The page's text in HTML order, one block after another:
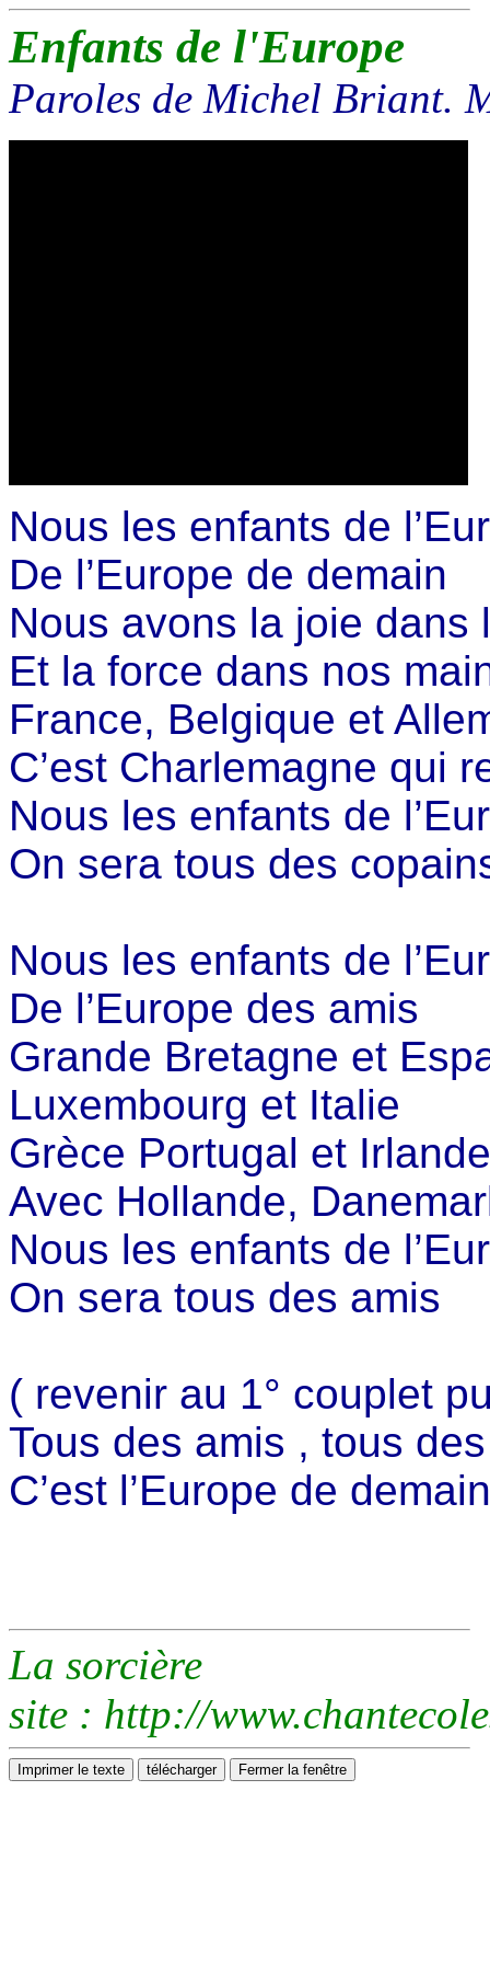
Enfants de l'Europe
Paroles de Michel Briant.
Nous les enfants de
De l’Europe de demain
Nous avons la joie
Et la force dans nos
France, Belgique et
C’est Charlemagne qui
Nous les enfants de
On sera tous des
Nous les enfants de
De l’Europe des amis
Grande Bretagne et
Luxembourg et Italie
Grèce Portugal et Irlande
Avec Hollande,
Nous les enfants de
On sera tous des amis
( revenir au 1° couplet
Tous des amis , tous
C’est l’Europe de demain
La sorcière
site : http://